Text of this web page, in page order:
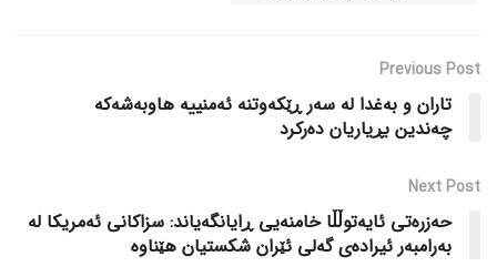
Previous Post
تاران و بەغدا لە سەر ڕێکەوتنە ئەمنییە هاوبەشەکە
چەندین بڕیاریان دەرکرد
Next Post
حەزرەتی ئایەتوڵڵا خامنەیی ڕایانگەیاند: سزاکانی ئەمریکا لە
بەرامبەر ئیرادەی گەلی ئێران شکستیان هێناوە